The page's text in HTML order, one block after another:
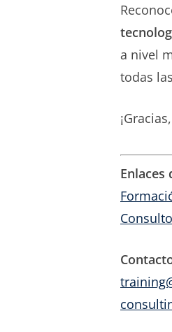
a nivel
todas
¡Gracias,
Enlaces